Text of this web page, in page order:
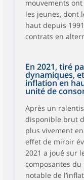
mouvements
les jeunes, dont
haut depuis
contrats en
En 2021, tiré
dynamiques,
inflation en
unité de
Après un
disponible brut
plus vivement
effet de miroir
2021 a joué sur
composantes du
notable de